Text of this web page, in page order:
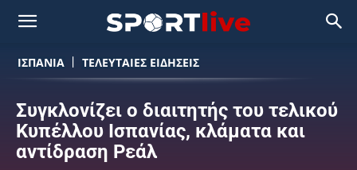
ΙΣΠΑΝΙΑ ΤΕΛΕΥΤΑΙΕΣ ΕΙΔΗΣΕΙΣ
Συγκλονίζει ο διαιτητής του τελικού
Κυπέλλου Ισπανίας, κλάματα και
αντίδραση Ρεάλ